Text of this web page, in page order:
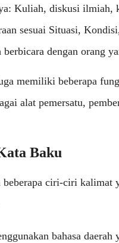
Kuliah, diskusi ilmiah,
sesuai Situasi,
dengan orang
memiliki beberapa
alat pemersatu,
Baku
ciri-ciri kalimat
bahasa